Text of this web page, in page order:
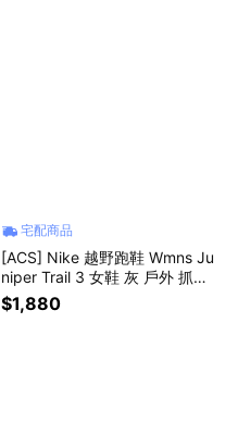
宅配商品
[ACS] Nike 越野跑鞋 Wmns Ju
niper Trail 3 女鞋 灰 戶外 抓地
FQ0902-005
$1,880